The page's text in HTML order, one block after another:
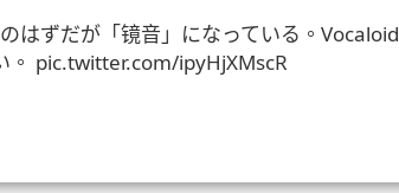
はずだが「镜音」になっている。Vocaloid
pic.twitter.com/ipyHjXMscR